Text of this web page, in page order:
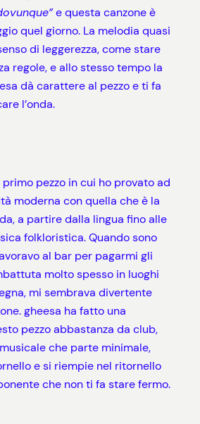
e questa canzone è
quel giorno. La melodia quasi
di leggerezza, come stare
regole, e allo stesso tempo la
dà carattere al pezzo e ti fa
l’onda.
primo pezzo in cui ho provato ad
moderna con quella che è la
a partire dalla lingua fino alle
folkloristica. Quando sono
al bar per pagarmi gli
molto spesso in luoghi
mi sembrava divertente
gheesa ha fatto una
pezzo abbastanza da club,
che parte minimale,
e si riempie nel ritornello
che non ti fa stare fermo.